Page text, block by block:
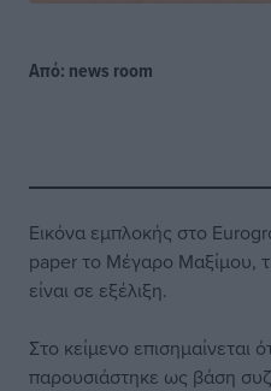
Από: news room
Εικόνα εμπλοκής στο
paper το Μέγαρο Μαξίμου,
είναι σε εξέλιξη.
Στο κείμενο επισημαίνεται
παρουσιάστηκε ως βάση